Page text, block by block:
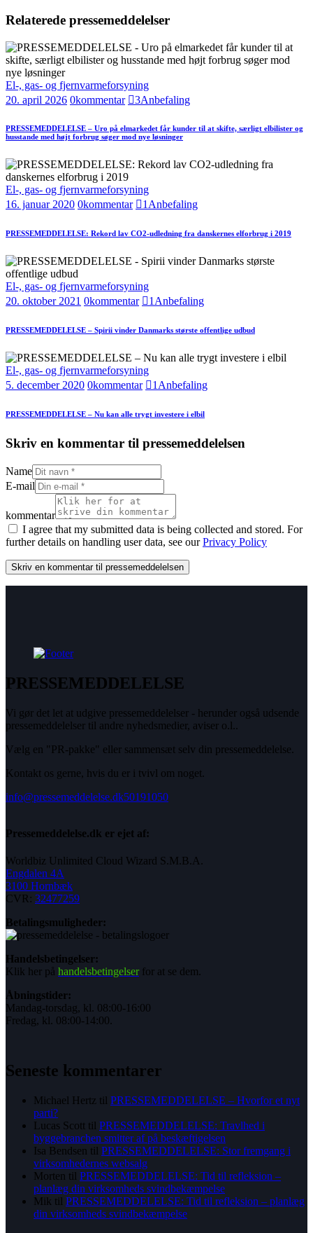
Relaterede pressemeddelelser
El-, gas- og fjernvarmeforsyning
20. april 2026 0kommentar 3Anbefaling
PRESSEMEDDELELSE – Uro på elmarkedet får kunder til at skifte, særligt elbilister og
husstande med højt forbrug søger mod nye løsninger
El-, gas- og fjernvarmeforsyning
16. januar 2020 0kommentar 1Anbefaling
PRESSEMEDDELELSE: Rekord lav CO2-udledning fra danskernes elforbrug i 2019
El-, gas- og fjernvarmeforsyning
20. oktober 2021 0kommentar 1 Anbefaling
PRESSEMEDDELELSE – Spirii vinder Danmarks største offentlige udbud
El-, gas- og fjernvarmeforsyning
5. december 2020 0kommentar 1 Anbefaling
PRESSEMEDDELELSE – Nu kan alle trygt investere i elbil
Skriv en kommentar til pressemeddelelsen
Name
E-mail
kommentar
I agree that my submitted data is being collected and stored. For
further details on handling user data, see ourPrivacy Policy
PRESSEMEDDELELSE
Vi gør det let at udgive pressemeddelelser - herunder også udsende
pressemeddelelser til andre nyhedsmedier, aviser o.l..
Vælg en "PR-pakke" eller sammensæt selv din pressemeddelelse.
Kontakt os gerne, hvis du er i tvivl om noget.
info@pressemeddelelse.dk50191050
Pressemeddelelse.dk er ejet af:
Worldbiz Unlimited Cloud Wizard S.M.B.A.
Engdalen 4A
3100 Hornbæk
CVR: 32477259
Betalingsmuligheder:
Handelsbetingelser:
Klik her på handelsbetingelserfor at se dem.
Åbningstider:
Mandag-torsdag, kl. 08:00-16:00
Fredag, kl. 08:00-14:00.
Seneste kommentarer
Michael Hertz til PRESSEMEDDELELSE – Hvorfor et nyt
parti?
Lucas Scott til PRESSEMEDDELELSE: Travlhed i
byggebranchen smitter af på beskæftigelsen
Isa Bendsen til PRESSEMEDDELELSE: Stor fremgang i
virksomhedernes websalg
Morten til PRESSEMEDDELELSE: Tid til refleksion –
planlæg din virksomheds svindbekæmpelse
Mik til PRESSEMEDDELELSE: Tid til refleksion – planlæg
din virksomheds svindbekæmpelse